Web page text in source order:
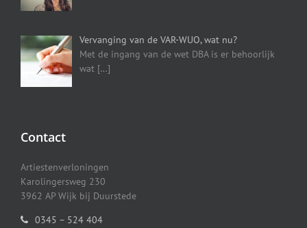
Vervanging van de VAR-WUO, wat nu?
Met de ingang van de wet DBA is er behoorlijk
wat […]
Contact
Artiestenverloningen
Karolingersweg 230
3962 AP Wijk bij Duurstede
0345 – 524 404